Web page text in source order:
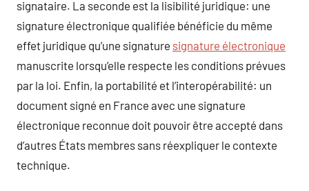
signataire. La seconde est la lisibilité juridique: une
signature électronique qualifiée bénéficie du même
effet juridique qu’une signature signature électronique
manuscrite lorsqu’elle respecte les conditions prévues
par la loi. Enfin, la portabilité et l’interopérabilité: un
document signé en France avec une signature
électronique reconnue doit pouvoir être accepté dans
d’autres États membres sans réexpliquer le contexte
technique.